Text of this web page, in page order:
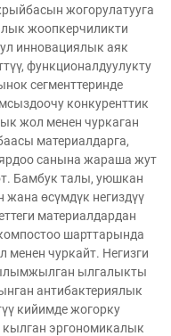
жогорулатууга
жоопкерчиликти
инновациялык аяк
функционалдуулукту
сегменттеринде
конкуренттик
жол менен чуркаган
материалдарга,
санына жараша жут
Бамбук талы, уюшкан
жана өсүмдүк негиздүү
материалдардан
шарттарында
менен чуркайт. Негизги
ылымжылган ылгалыкты
антибактериялык
кийимде жогорку
кылган эргономикалык